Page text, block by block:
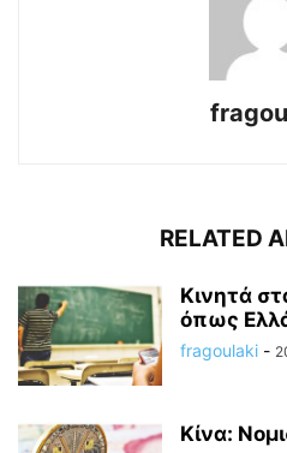
RELATED
Κινητά
όπως
fragoulaki -
Κίνα: